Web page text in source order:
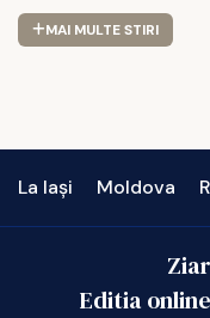
MAI MULTE STIRI
La Iași Moldova
Editia